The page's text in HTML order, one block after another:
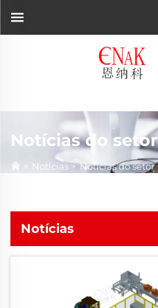
Notícias do setor
> Notícias >Notícias do setor
Notícias